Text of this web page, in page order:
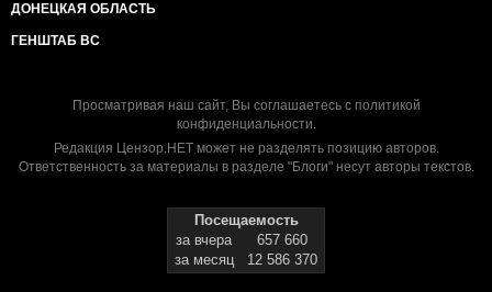
ДОНЕЦКАЯ ОБЛАСТЬ
ГЕНШТАБ ВС
Просматривая наш сайт, Вы соглашаетесь с политикой
конфиденциальности.
Редакция Цензор.НЕТ может не разделять позицию авторов.
Ответственность за материалы в разделе "Блоги" несут авторы текстов.
Посещаемость
за вчера
657 660
за месяц
12 586 370